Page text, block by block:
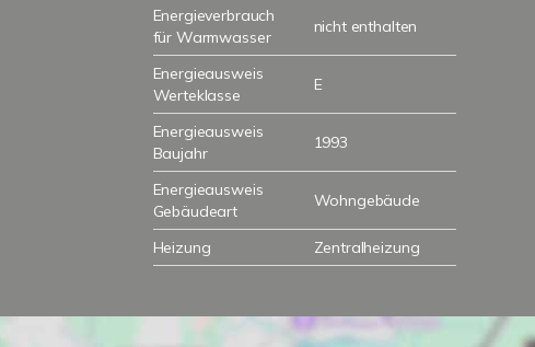
Energieverbrauch
für Warmwasser
nicht enthalten
Energieausweis
Werteklasse
E
Energieausweis
Baujahr
1993
Energieausweis
Gebäudeart
Wohngebäude
Heizung Zentralheizung